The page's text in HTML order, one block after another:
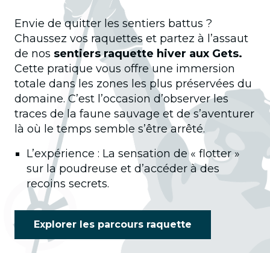
Envie de quitter les sentiers battus ?
Chaussez vos raquettes et partez à l’assaut
de nos sentiers raquette hiver aux Gets.
Cette pratique vous offre une immersion
totale dans les zones les plus préservées du
domaine. C’est l’occasion d’observer les
traces de la faune sauvage et de s’aventurer
là où le temps semble s’être arrêté.
L’expérience : La sensation de « flotter »
sur la poudreuse et d’accéder à des
recoins secrets.
Explorer les parcours raquette